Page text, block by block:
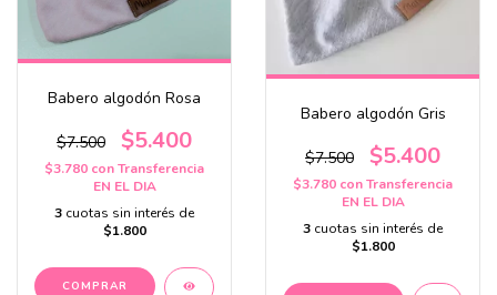
Babero algodón Rosa
$7.500 $5.400
$3.780 conTransferencia
EN EL DIA
3 cuotas sin interés de
$1.800
Babero algodón Gris
$7.500 $5.400
$3.780 conTransferencia
EN EL DIA
3 cuotas sin interés de
$1.800